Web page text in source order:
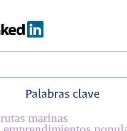
Palabras clave
rutas marinas